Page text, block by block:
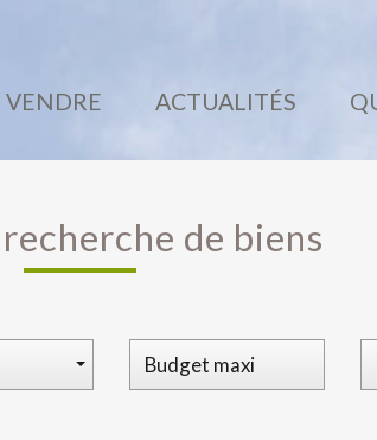
VENDRE ACTUALITÉS
recherche de biens